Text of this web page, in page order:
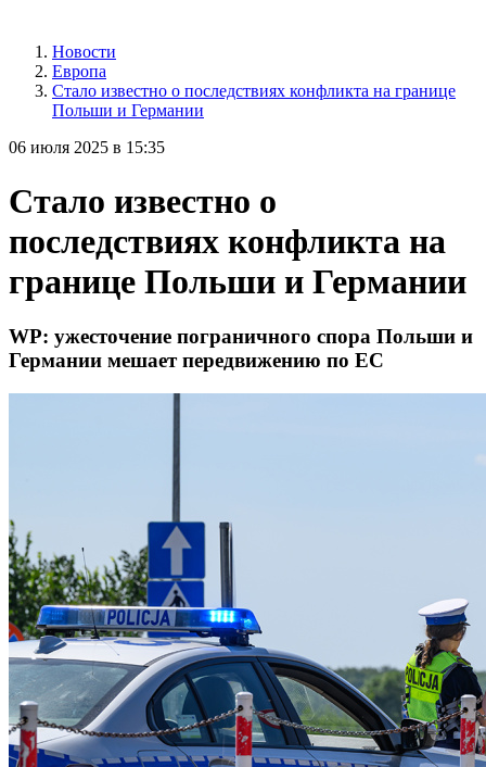
Новости
Европа
Стало известно о последствиях конфликта на границе
Польши и Германии
06 июля 2025 в 15:35
Стало известно о
последствиях конфликта на
границе Польши и Германии
WP: ужесточение пограничного спора Польши и
Германии мешает передвижению по ЕС